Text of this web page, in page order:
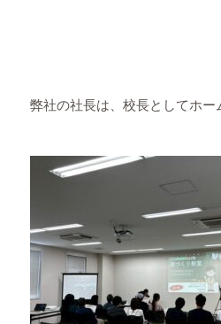
弊社の社長は、校長としてホー